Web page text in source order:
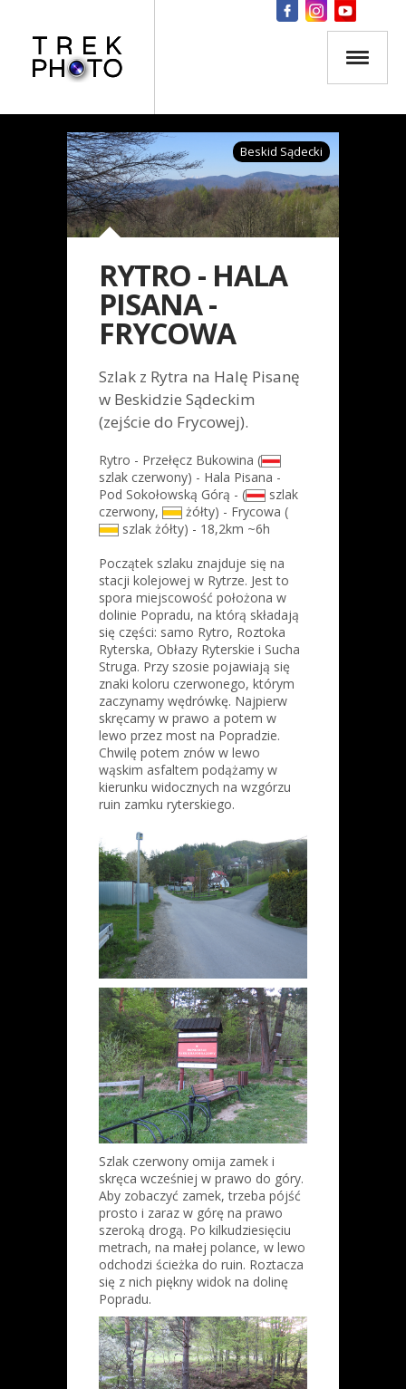
Beskid Sądecki
RYTRO - HALA
PISANA -
FRYCOWA
Szlak z Rytra na Halę Pisanę
w Beskidzie Sądeckim
(zejście do Frycowej).
Rytro - Przełęcz Bukowina (
szlak czerwony) - Hala Pisana -
Pod Sokołowską Górą - (
szlak
czerwony,
żółty) - Frycowa (
szlak żółty) - 18,2km ~6h
Początek szlaku znajduje się na
stacji kolejowej w Rytrze. Jest to
spora miejscowość położona w
dolinie Popradu, na którą składają
się części: samo Rytro, Roztoka
Ryterska, Obłazy Ryterskie i Sucha
Struga. Przy szosie pojawiają się
znaki koloru czerwonego, którym
zaczynamy wędrówkę. Najpierw
skręcamy w prawo a potem w
lewo przez most na Popradzie.
Chwilę potem znów w lewo
wąskim asfaltem podążamy w
kierunku widocznych na wzgórzu
ruin zamku ryterskiego.
Szlak czerwony omija zamek i
skręca wcześniej w prawo do góry.
Aby zobaczyć zamek, trzeba pójść
prosto i zaraz w górę na prawo
szeroką drogą. Po kilkudziesięciu
metrach, na małej polance, w lewo
odchodzi ścieżka do ruin. Roztacza
się z nich piękny widok na dolinę
Popradu.